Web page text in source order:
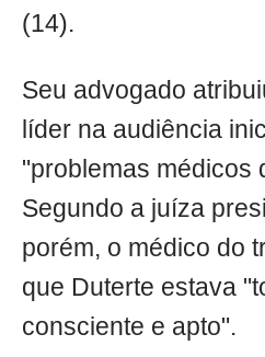
(14).
Seu advogado
líder na audiência
"problemas médicos
Segundo a juíza
porém, o médico do
que Duterte estava
consciente e apto".